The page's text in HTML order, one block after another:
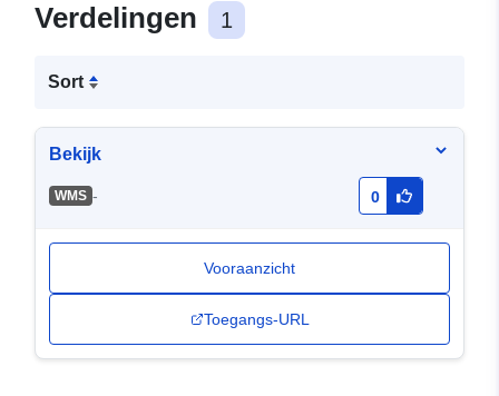
Verdelingen 1
Sort
Bekijk
WMS - 0
Vooraanzicht
Toegangs-URL